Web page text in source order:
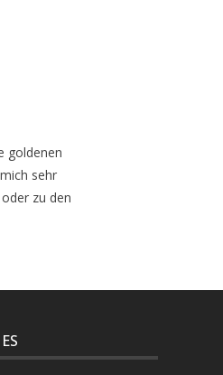
goldenen
sehr
zu den